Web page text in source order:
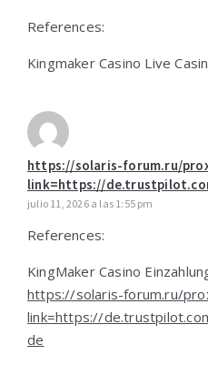
References:
Kingmaker Casino Live
https://solaris-forum.ru/
link=https://
julio 11, 2026 a las 1:55 pm
References:
KingMaker Casino
https://solaris-forum.ru/
link=https://
de